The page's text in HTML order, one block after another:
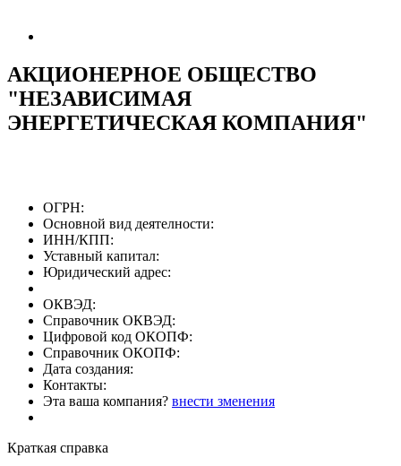
АКЦИОНЕРНОЕ ОБЩЕСТВО
"НЕЗАВИСИМАЯ
ЭНЕРГЕТИЧЕСКАЯ КОМПАНИЯ"
ОГРН:
Основной вид деятелности:
ИНН/КПП:
Уставный капитал:
Юридический адрес:
ОКВЭД:
Справочник ОКВЭД:
Цифровой код ОКОПФ:
Справочник ОКОПФ:
Дата создания:
Контакты:
Эта ваша компания? внести зменения
Краткая справка